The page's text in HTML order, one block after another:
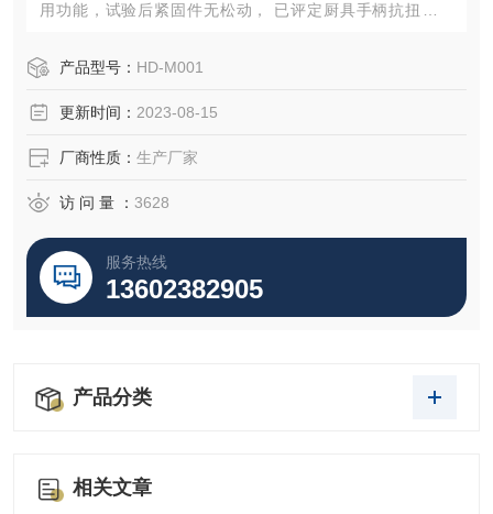
用功能，试验后紧固件无松动， 已评定厨具手柄抗扭矩等
产品型号： HD-M001
更新时间： 2023-08-15
厂商性质： 生产厂家
访 问 量 ： 3628
服务热线
13602382905
产品分类
相关文章